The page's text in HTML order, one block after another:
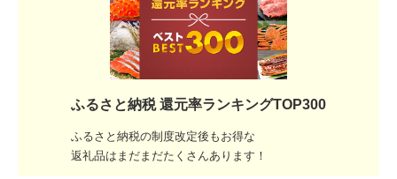
ふるさと納税 還元率ランキングTOP300
ふるさと納税の制度改定後もお得な
返礼品はまだまだたくさんあります！